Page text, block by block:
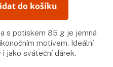
do košíku
s potiskem 85 g je jemná
motivem. Ideální
jako sváteční dárek.